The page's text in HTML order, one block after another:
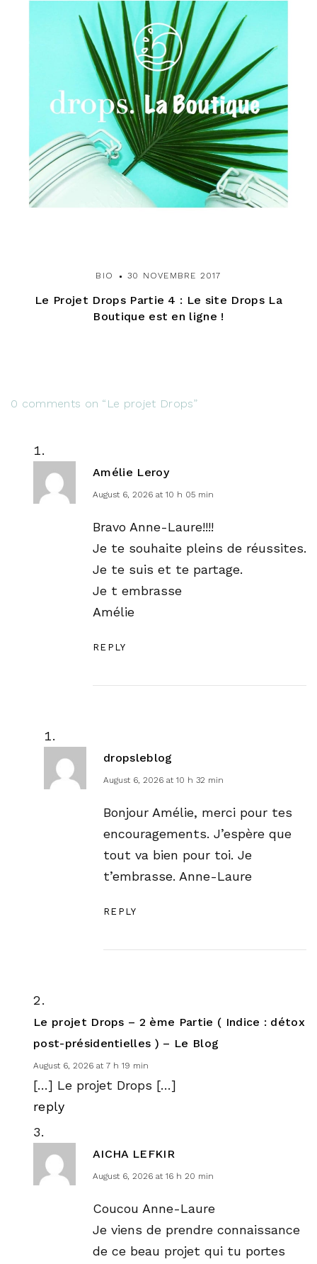
BIO 30 NOVEMBRE 2017
Le Projet Drops Partie 4 : Le site Drops La
Boutique est en ligne !
0 comments on “Le projet Drops”
Amélie Leroy
August 6, 2026 at 10 h 05 min
Bravo Anne-Laure!!!!
Je te souhaite pleins de réussites.
Je te suis et te partage.
Je t embrasse
Amélie
REPLY
dropsleblog
August 6, 2026 at 10 h 32 min
Bonjour Amélie, merci pour tes
encouragements. J’espère que
tout va bien pour toi. Je
t’embrasse. Anne-Laure
REPLY
Le projet Drops – 2 ème Partie ( Indice : détox
post-présidentielles ) – Le Blog
August 6, 2026 at 7 h 19 min
[…] Le projet Drops […]
reply
AICHA LEFKIR
August 6, 2026 at 16 h 20 min
Coucou Anne-Laure
Je viens de prendre connaissance
de ce beau projet qui tu portes